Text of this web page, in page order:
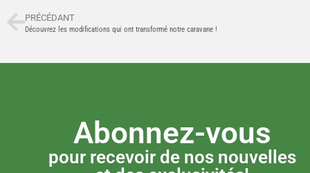
PRÉCÉDANT
Découvrez les modifications qui ont transformé notre caravane !
Abonnez-vous
pour recevoir de nos nouvelles